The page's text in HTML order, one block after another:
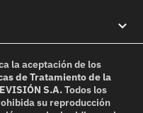
la aceptación de los
de Tratamiento de la
S.A.Todos los
su reproducción